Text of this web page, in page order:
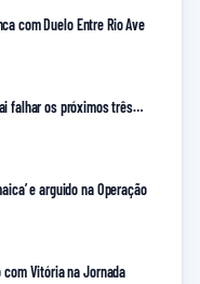
com Duelo Entre Rio Ave
falhar os próximos três…
e arguido na Operação
com Vitória na Jornada